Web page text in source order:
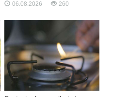
yaşadığı Ləhic bağlar sahəsindəki
zorakılıq əlamətləri olmayıb. Faktla
bağlı araşdırma aparılır
06.08.2026 260